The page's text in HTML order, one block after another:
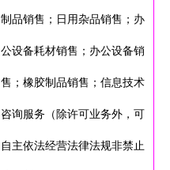
制品销售；日用杂品销售；办
公设备耗材销售；办公设备销
售；橡胶制品销售；信息技术
咨询服务（除许可业务外，可
自主依法经营法律法规非禁止